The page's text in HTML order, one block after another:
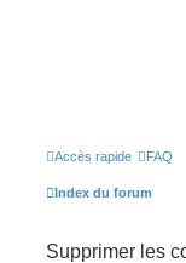
Accès rapide FAQ
Index du forum
Supprimer les